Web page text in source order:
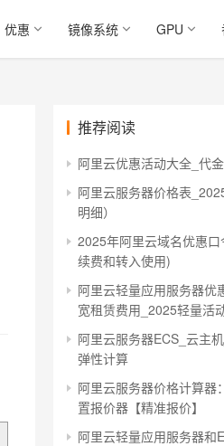
优惠 镜像系统 GPU
推荐阅读
阿里云优惠活动大全_代
阿里云服务器价格表
明细）
2025年阿里云域名优惠口
续费和转入使用)
阿里云轻量应用服务器优
宽租赁费用_2025轻量活
阿里云服务器ECS_云主机
弹性计算
阿里云服务器价格计算器
置报价器【精准报价】
阿里云轻量应用服务器和